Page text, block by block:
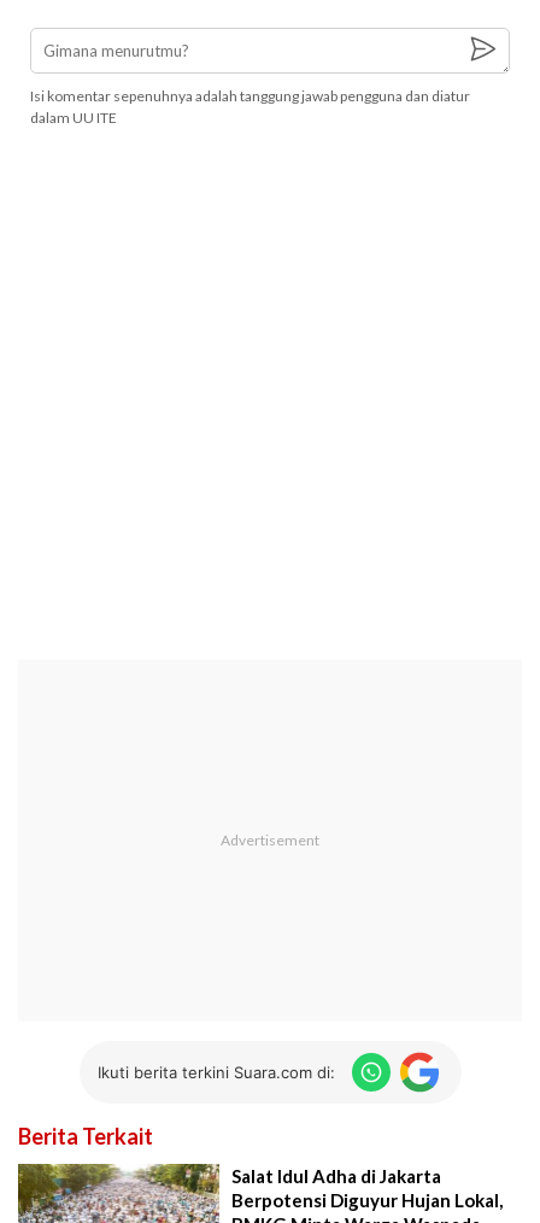
Isi komentar sepenuhnya adalah tanggung jawab pengguna dan diatur
dalam UU ITE
Ikuti berita terkini Suara.com di:
Berita Terkait
Salat Idul Adha di Jakarta
Berpotensi Diguyur Hujan Lokal,